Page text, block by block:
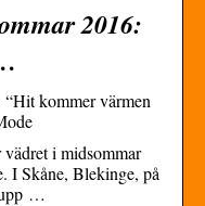
2016:
kommer värmen
i midsommar
I Skåne, Blekinge, på
…